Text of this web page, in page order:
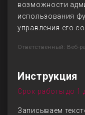
возможности
использования
управления его
Ответственный: Веб-
Инструкция
Срок работы до 1
Записываем